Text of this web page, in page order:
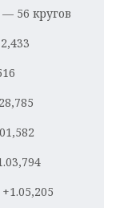
56 кругов